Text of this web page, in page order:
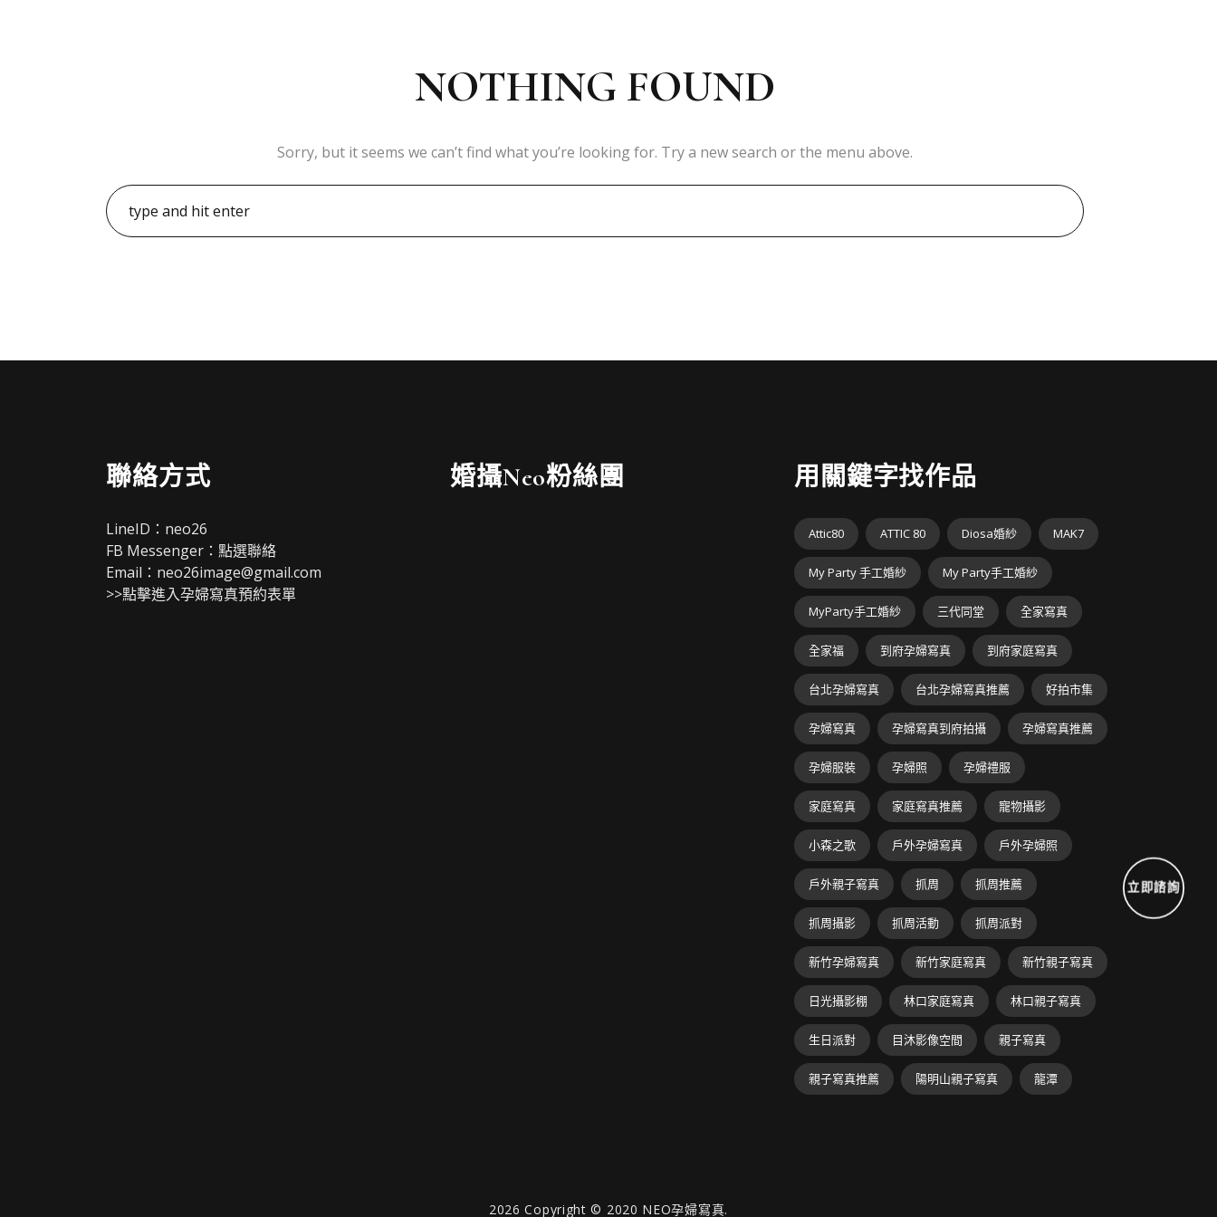
NOTHING FOUND
Sorry, but it seems we can’t find what you’re looking for. Try a new search or the menu above.
聯絡方式
LineID：neo26
FB Messenger：點選聯絡
Email： neo26image@gmail.com
>>點擊進入孕婦寫真預約表單
婚攝Neo粉絲團 用關鍵字找作品
Attic80 ATTIC 80 Diosa婚紗 MAK7
My Party 手工婚紗 My Party手工婚紗
MyParty手工婚紗 三代同堂 全家寫真
全家福 到府孕婦寫真 到府家庭寫真
台北孕婦寫真 台北孕婦寫真推薦 好拍市集
孕婦寫真 孕婦寫真到府拍攝 孕婦寫真推薦
孕婦服裝 孕婦照 孕婦禮服
家庭寫真 家庭寫真推薦 寵物攝影
小森之歌 戶外孕婦寫真 戶外孕婦照
戶外親子寫真 抓周 抓周推薦
抓周攝影 抓周活動 抓周派對
新竹孕婦寫真 新竹家庭寫真 新竹親子寫真
日光攝影棚 林口家庭寫真 林口親子寫真
生日派對 目沐影像空間 親子寫真
親子寫真推薦 陽明山親子寫真 龍潭
2026 Copyright © 2020 NEO孕婦寫真.
立即諮詢